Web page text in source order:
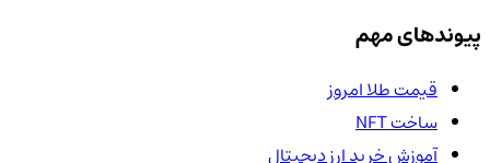
پیوندهای مهم
قیمت طلا امروز
ساخت NFT
آموزش خرید ارز دیجیتال